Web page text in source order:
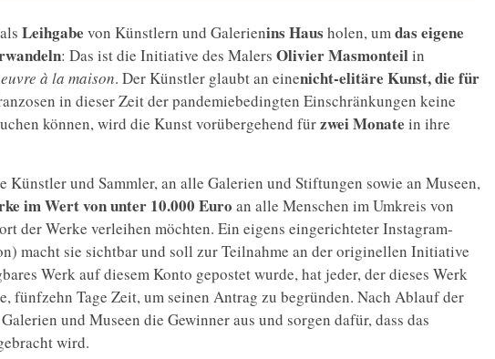
Leihgabe von Künstlern und Galerienins Haus holen, umdas eigene
: Das ist die Initiative des Malers Olivier Masmonteilin
à la maison. Der Künstler glaubt an einenicht-elitäre Kunst, die für
in dieser Zeit der pandemiebedingten Einschränkungen keine
können, wird die Kunst vorübergehend fürzwei Monate in ihre
und Sammler, an alle Galerien und Stiftungen sowie an Museen,
im Wert von unter 10.000 Euro an alle Menschen im Umkreis von
der Werke verleihen möchten. Ein eigens eingerichteter Instagram-
macht sie sichtbar und soll zur Teilnahme an der originellen Initiative
Werk auf diesem Konto gepostet wurde, hat jeder, der dieses Werk
fünfzehn Tage Zeit, um seinen Antrag zu begründen. Nach Ablauf der
und Museen die Gewinner aus und sorgen dafür, dass das
wird.